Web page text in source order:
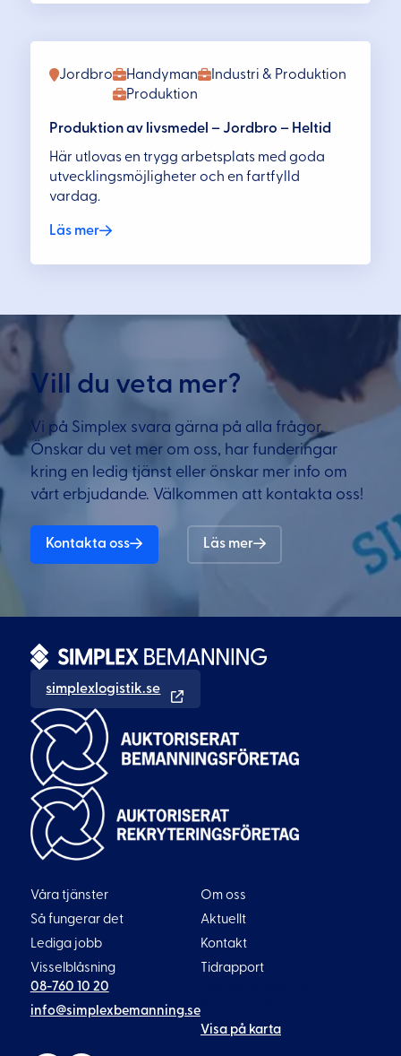
Handyman
Industri & Produktion
Produktion
Jordbro
Produktion av livsmedel – Jordbro – Heltid
Här utlovas en trygg arbetsplats med goda
utvecklingsmöjligheter och en fartfylld
vardag.
Läs mer
Vill du veta mer?
Vi på Simplex svara gärna på alla frågor.
Önskar du vet mer om oss, har funderingar
kring en ledig tjänst eller önskar mer info om
vårt erbjudande. Välkommen att kontakta oss!
Kontakta oss Läs mer
simplexlogistik.se
08-760 10 20
info@simplexbemanning.se
Visa på karta
Våra tjänster
Så fungerar det
Lediga jobb
Visselblåsning
Om oss
Aktuellt
Kontakt
Tidrapport